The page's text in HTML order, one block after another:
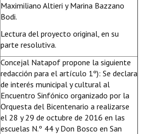
Maximiliano Altieri y Marina Bazzano
Bodi.
Lectura del proyecto original, en su
parte resolutiva.
Concejal Natapof propone la siguiente
redacción para el artículo 1º): Se declara
de interés municipal y cultural al
Encuentro Sinfónico organizado por la
Orquesta del Bicentenario a realizarse
el 28 y 29 de octubre de 2016 en las
escuelas N.º 44 y Don Bosco en San